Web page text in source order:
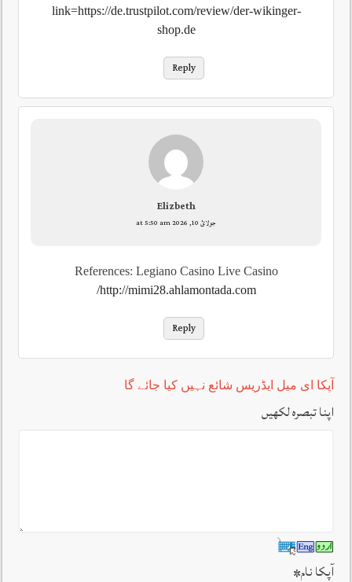
link=https://de.trustpilot.com/review/der-wikinger-
shop.de
Reply
Elizbeth
جولائ 10, 2026 at 5:50 am
References: Legiano Casino Live Casino
http://mimi28.ahlamontada.com/
Reply
آپکا ای میل ایڈریس شائع نہیں کیا جائے گا
اپنا تبصرہ لکھیں
آپکا نام*